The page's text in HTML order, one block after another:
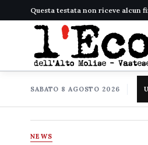
Questa testata non riceve alcun
SABATO 8 AGOSTO 2026
NEWS